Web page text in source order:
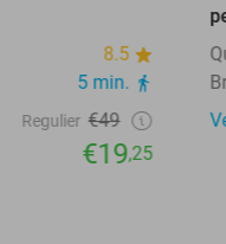
8.5
5 min.
Regulier €49
€19,25